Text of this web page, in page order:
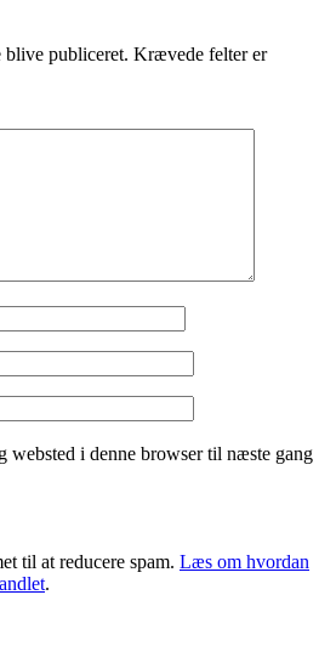
publiceret. Krævede felter er
websted i denne browser til næste gang
til at reducere spam. Læs om hvordan
.